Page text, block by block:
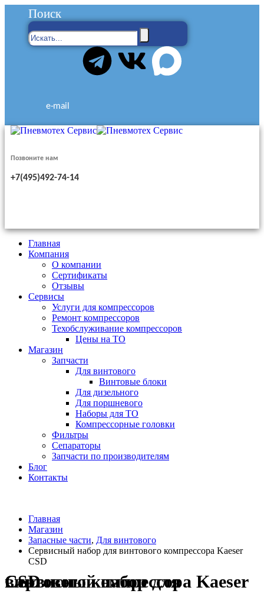
Поиск
e-mail
Позвоните нам
+7(495)492-74-14
Главная
Компания
О компании
Сертификаты
Отзывы
Сервисы
Услуги для компрессоров
Ремонт компрессоров
Техобслуживание компрессоров
Цены на ТО
Магазин
Запчасти
Для винтового
Винтовые блоки
Для дизельного
Для поршневого
Наборы для ТО
Компрессорные головки
Фильтры
Сепараторы
Запчасти по производителям
Блог
Контакты
Главная
Магазин
Запасные части, Для винтового
Сервисный набор для винтового компрессора Kaeser
CSD
Сервисный набор для винтового компрессора Kaeser CSD